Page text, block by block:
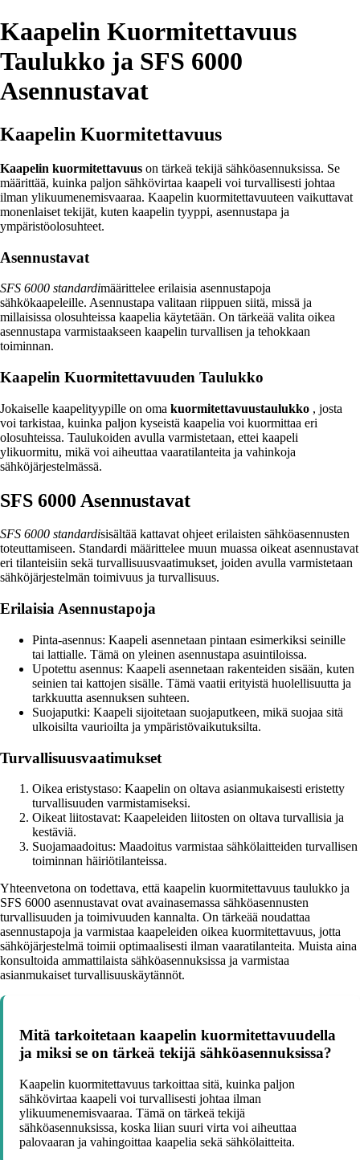
Kaapelin Kuormitettavuus
Taulukko ja SFS 6000
Asennustavat
Kaapelin Kuormitettavuus
Kaapelin kuormitettavuus on tärkeä tekijä sähköasennuksissa. Se
määrittää, kuinka paljon sähkövirtaa kaapeli voi turvallisesti johtaa
ilman ylikuumenemisvaaraa. Kaapelin kuormitettavuuteen vaikuttavat
monenlaiset tekijät, kuten kaapelin tyyppi, asennustapa ja
ympäristöolosuhteet.
Asennustavat
SFS 6000 standardimäärittelee erilaisia asennustapoja
sähkökaapeleille. Asennustapa valitaan riippuen siitä, missä ja
millaisissa olosuhteissa kaapelia käytetään. On tärkeää valita oikea
asennustapa varmistaakseen kaapelin turvallisen ja tehokkaan
toiminnan.
Kaapelin Kuormitettavuuden Taulukko
Jokaiselle kaapelityypille on oma kuormitettavuustaulukko , josta
voi tarkistaa, kuinka paljon kyseistä kaapelia voi kuormittaa eri
olosuhteissa. Taulukoiden avulla varmistetaan, ettei kaapeli
ylikuormitu, mikä voi aiheuttaa vaaratilanteita ja vahinkoja
sähköjärjestelmässä.
SFS 6000 Asennustavat
SFS 6000 standardisisältää kattavat ohjeet erilaisten sähköasennusten
toteuttamiseen. Standardi määrittelee muun muassa oikeat asennustavat
eri tilanteisiin sekä turvallisuusvaatimukset, joiden avulla varmistetaan
sähköjärjestelmän toimivuus ja turvallisuus.
Erilaisia Asennustapoja
Pinta-asennus: Kaapeli asennetaan pintaan esimerkiksi seinille
tai lattialle. Tämä on yleinen asennustapa asuintiloissa.
Upotettu asennus: Kaapeli asennetaan rakenteiden sisään, kuten
seinien tai kattojen sisälle. Tämä vaatii erityistä huolellisuutta ja
tarkkuutta asennuksen suhteen.
Suojaputki: Kaapeli sijoitetaan suojaputkeen, mikä suojaa sitä
ulkoisilta vaurioilta ja ympäristövaikutuksilta.
Turvallisuusvaatimukset
Oikea eristystaso: Kaapelin on oltava asianmukaisesti eristetty
turvallisuuden varmistamiseksi.
Oikeat liitostavat: Kaapeleiden liitosten on oltava turvallisia ja
kestäviä.
Suojamaadoitus: Maadoitus varmistaa sähkölaitteiden turvallisen
toiminnan häiriötilanteissa.
Yhteenvetona on todettava, että kaapelin kuormitettavuus taulukko ja
SFS 6000 asennustavat ovat avainasemassa sähköasennusten
turvallisuuden ja toimivuuden kannalta. On tärkeää noudattaa
asennustapoja ja varmistaa kaapeleiden oikea kuormitettavuus, jotta
sähköjärjestelmä toimii optimaalisesti ilman vaaratilanteita. Muista aina
konsultoida ammattilaista sähköasennuksissa ja varmistaa
asianmukaiset turvallisuuskäytännöt.
Mitä tarkoitetaan kaapelin kuormitettavuudella
ja miksi se on tärkeä tekijä sähköasennuksissa?
Kaapelin kuormitettavuus tarkoittaa sitä, kuinka paljon
sähkövirtaa kaapeli voi turvallisesti johtaa ilman
ylikuumenemisvaaraa. Tämä on tärkeä tekijä
sähköasennuksissa, koska liian suuri virta voi aiheuttaa
palovaaran ja vahingoittaa kaapelia sekä sähkölaitteita.